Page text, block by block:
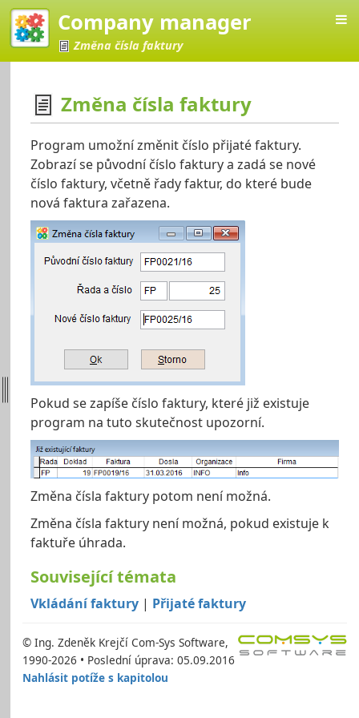
Company manager
Změna čísla faktury
Změna čísla faktury
Program umožní změnit číslo přijaté faktury.
Zobrazí se původní číslo faktury a zadá se nové
číslo faktury, včetně řady faktur, do které bude
nová faktura zařazena.
Pokud se zapíše číslo faktury, které již existuje
program na tuto skutečnost upozorní.
Změna čísla faktury potom není možná.
Změna čísla faktury není možná, pokud existuje k
faktuře úhrada.
Související témata
Vkládání faktury | Přijaté faktury
© Ing. Zdeněk Krejčí Com-Sys Software,
1990-2026 • Poslední úprava: 05.09.2016
Nahlásit potíže s kapitolou